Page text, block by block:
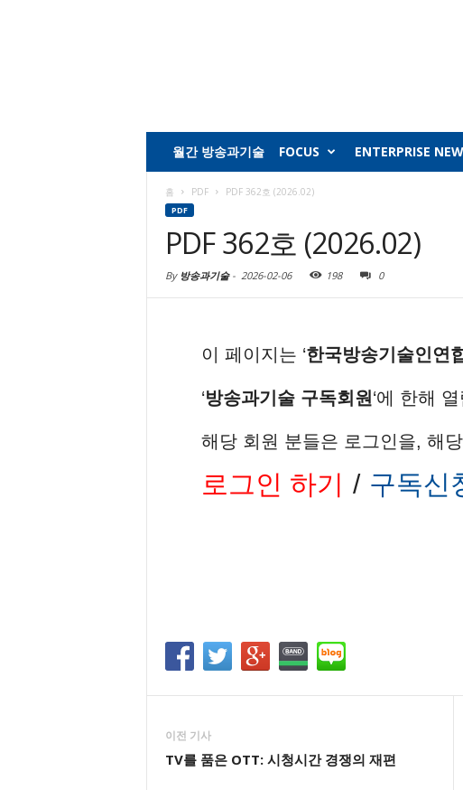
월간 방송과기술 FOCUS ENTERPRISE
홈 PDF PDF 362호 (2026.02)
PDF
PDF 362호 (2026.02)
By 방송과기술- 2026-02-06 198 0
이 페이지는 ‘한국방송기술인연
‘방송과기술 구독회원 ‘에 한해
해당 회원 분들은 로그인을, 해
로그인 하기 / 구독신
이전 기사
TV를 품은 OTT: 시청시간 경쟁의 재편